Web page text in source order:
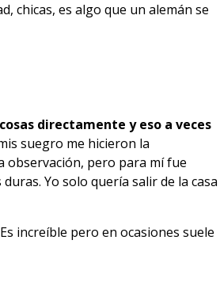
chicas, es algo que un alemán se
directamente y eso a veces
suegro me hicieron la
observación, pero para mí fue
Yo solo quería salir de la casa
increíble pero en ocasiones suele